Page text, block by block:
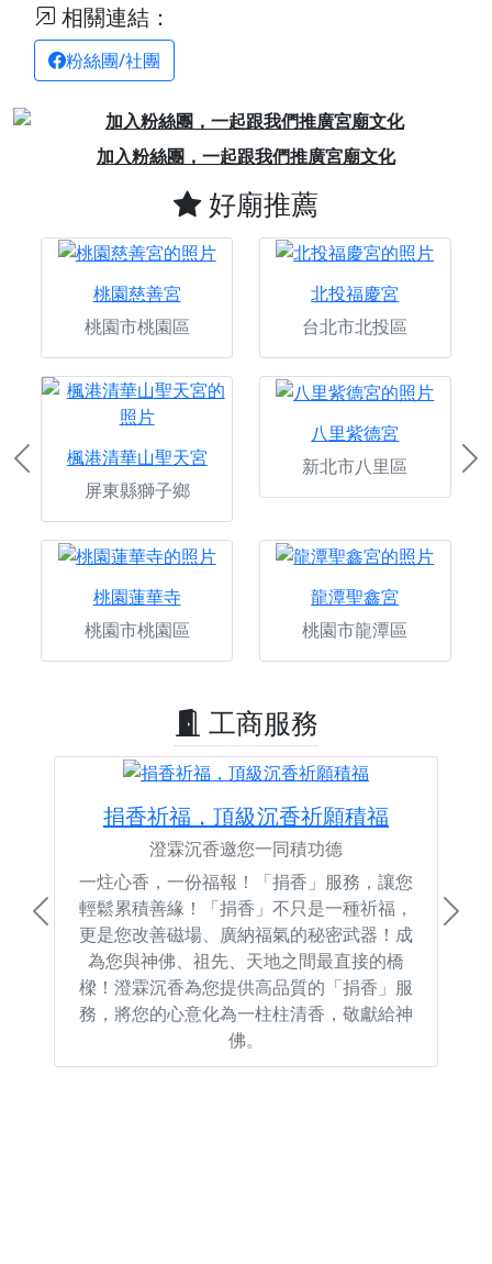
相關連結：
粉絲團/社團
加入粉絲團，一起跟我們推廣宮廟文化
Previous
好廟推薦
桃園慈善宮
桃園市桃園區
北投福慶宮
台北市北投區
楓港清華山聖天宮
屏東縣獅子鄉
八里紫德宮
新北市八里區
桃園蓮華寺
桃園市桃園區
龍潭聖鑫宮
桃園市龍潭區
Previous
工商服務
捐香祈福，頂級沉香祈願積福
澄霖沉香邀您一同積功德
一炷心香，一份福報！「捐香」服務，讓您
輕鬆累積善緣！「捐香」不只是一種祈福，
更是您改善磁場、廣納福氣的秘密武器！成
為您與神佛、祖先、天地之間最直接的橋
樑！澄霖沉香為您提供高品質的「捐香」服
務，將您的心意化為一柱柱清香，敬獻給神
佛。
Previous Next